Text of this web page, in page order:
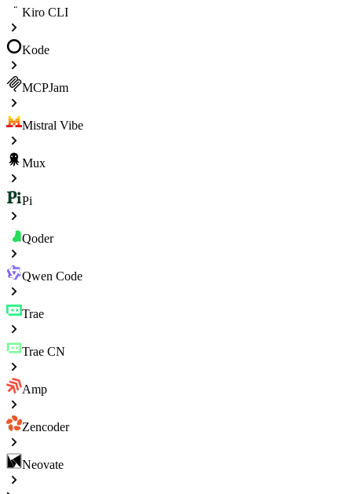
Kiro CLI
Kode
MCPJam
Mistral Vibe
Mux
Pi
Qoder
Qwen Code
Trae
Trae CN
Amp
Zencoder
Neovate